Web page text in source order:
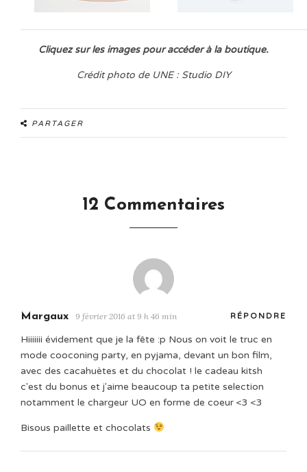
Cliquez sur les images pour accéder à la boutique.
Crédit photo de UNE : Studio DIY
PARTAGER
12 Commentaires
Margaux 9 février 2016 at 9 h 46 min RÉPONDRE
Hiiiiiii évidement que je la fête :p Nous on voit le truc en
mode cooconing party, en pyjama, devant un bon film,
avec des cacahuètes et du chocolat ! le cadeau kitsh
c'est du bonus et j'aime beaucoup ta petite selection
notamment le chargeur UO en forme de coeur <3 <3
Bisous paillette et chocolats